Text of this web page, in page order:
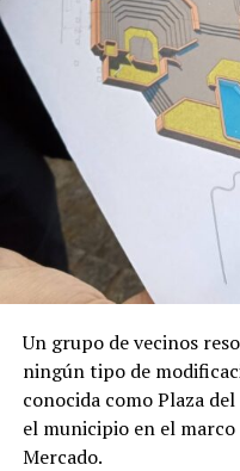
Chrestia y la doctora
Investigaciones
dependiente de la
el CONICET, y
Universidad de Oxford
Inglaterra
Fue
National Academy of
científicas de mayor
la Academia Nacional de
suele incluir
Un grupo de vecinos
ningún tipo de
conocida como Plaza
el municipio en el
Mercado.